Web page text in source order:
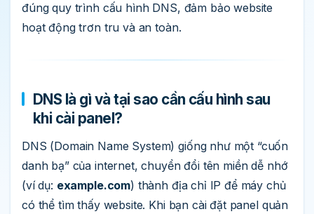
đúng quy trình cấu hình DNS, đảm bảo website
hoạt động trơn tru và an toàn.
DNS là gì và tại sao cần cấu hình sau
khi cài panel?
DNS (Domain Name System) giống như một “cuốn
danh bạ” của internet, chuyển đổi tên miền dễ nhớ
(ví dụ: example.com) thành địa chỉ IP để máy chủ
có thể tìm thấy website. Khi bạn cài đặt panel quản